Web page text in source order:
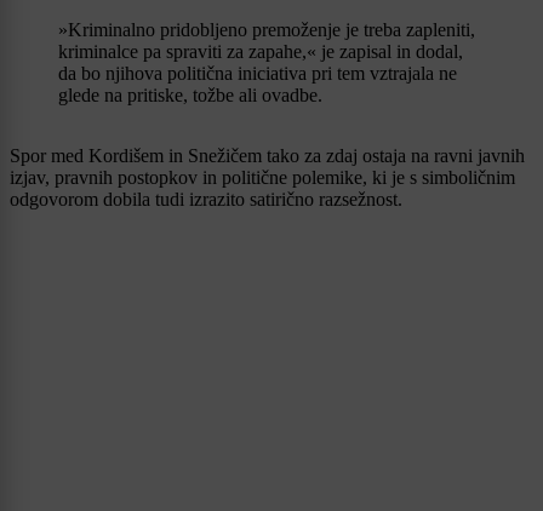
»Kriminalno pridobljeno premoženje je treba zapleniti,
kriminalce pa spraviti za zapahe,« je zapisal in dodal,
da bo njihova politična iniciativa pri tem vztrajala ne
glede na pritiske, tožbe ali ovadbe.
Spor med Kordišem in Snežičem tako za zdaj ostaja na ravni javnih
izjav, pravnih postopkov in politične polemike, ki je s simboličnim
odgovorom dobila tudi izrazito satirično razsežnost.